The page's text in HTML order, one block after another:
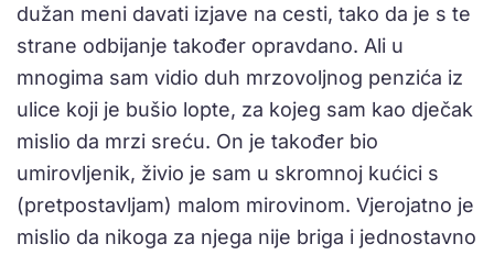
dužan meni davati izjave na cesti, tako da je s te
strane odbijanje također opravdano. Ali u
mnogima sam vidio duh mrzovoljnog penzića iz
ulice koji je bušio lopte, za kojeg sam kao dječak
mislio da mrzi sreću. On je također bio
umirovljenik, živio je sam u skromnoj kućici s
(pretpostavljam) malom mirovinom. Vjerojatno je
mislio da nikoga za njega nije briga i jednostavno